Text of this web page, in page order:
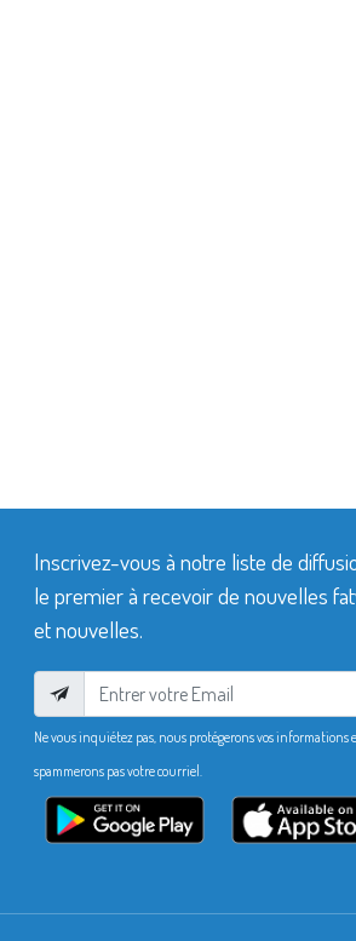
Inscrivez-vous à notre liste de
le premier à recevoir de nouvelles
et nouvelles.
Ne vous inquiétez pas, nous protégerons vos informations
spammerons pas votre courriel.